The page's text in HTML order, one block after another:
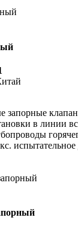
запорные
в линии
испытательное